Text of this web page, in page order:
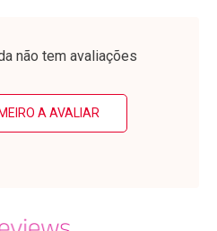
Laboratório
Por Menos
não tem avaliações
A AVALIAR